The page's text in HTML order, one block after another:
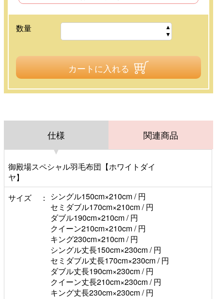
数量
カートに入れる
仕様 関連商品
御殿場スペシャル羽毛布団【ホワイトダイ
ヤ】
サイズ
シングル150cm×210cm / 円
セミダブル170cm×210cm / 円
ダブル190cm×210cm / 円
クイーン210cm×210cm / 円
キング230cm×210cm / 円
シングル丈長150cm×230cm / 円
セミダブル丈長170cm×230cm / 円
ダブル丈長190cm×230cm / 円
クイーン丈長210cm×230cm / 円
キング丈長230cm×230cm / 円